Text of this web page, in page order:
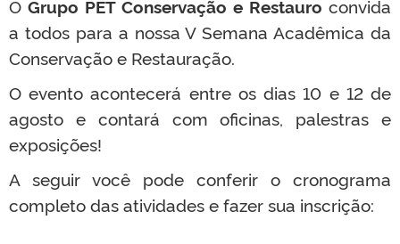
O Grupo PET Conservação e Restauro convida
a todos para a nossa V Semana Acadêmica da
Conservação e Restauração.
O evento acontecerá entre os dias 10 e 12 de
agosto e contará com oficinas, palestras e
exposições!
A seguir você pode conferir o cronograma
completo das atividades e fazer sua inscrição: